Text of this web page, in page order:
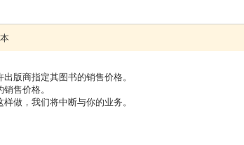
版商指定其图书的销售价格。
售价格。
做，我们将中断与你的业务。